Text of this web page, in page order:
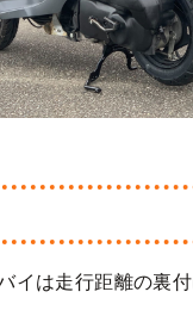
イは走行距離の裏